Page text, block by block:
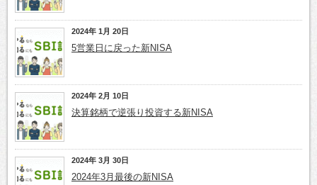
2024年 1月 20日
5営業日に戻った新NISA
2024年 2月 10日
決算銘柄で逆張り投資する新NISA
2024年 3月 30日
2024年3月最後の新NISA